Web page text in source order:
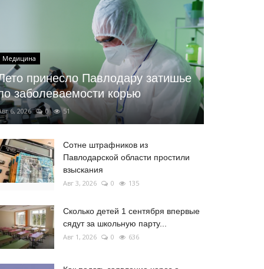
Медицина
принесло Павлодару затишье
заболеваемости корью
6, 2026 0 51
Сотне штрафников из
Павлодарской области простили
взыскания
Авг 3, 2026 0 135
Сколько детей 1 сентября впервые
сядут за школьную парту...
Авг 1, 2026 0 636